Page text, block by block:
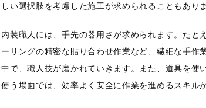
しい選択肢を考慮した施工が求められることもありま
内装職人には、手先の器用さが求められます。たと
ーリングの精密な貼り合わせ作業など、繊細な手作
中で、職人技が磨かれていきます。また、道具を使
使う場面では、効率よく安全に作業を進めるスキル